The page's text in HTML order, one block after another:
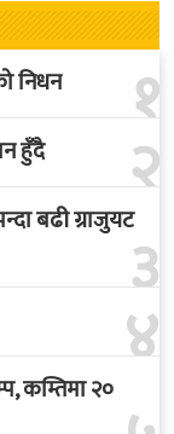
१
निधन
२
हुँदै
३
बढी ग्राजुयट
४
कम्तिमा २०